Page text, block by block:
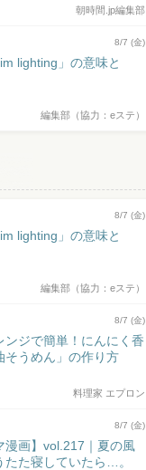
朝時間.jp編集部
8/7 (金)
lighting」の意味と
編集部（協力：eステ）
8/7 (金)
lighting」の意味と
編集部（協力：eステ）
8/7 (金)
ンジで簡単！にんにく香
そうめん」の作り方
料理家 エプロン
8/7 (金)
漫画】vol.217｜夏の風
たた寝していたら…。